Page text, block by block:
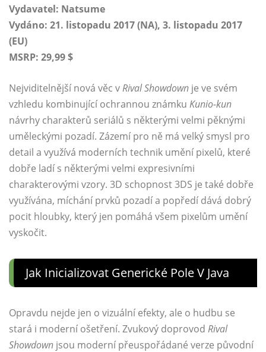
Vydavatel: Natsume
Vydáno: 21. listopadu 2017 (NA), 3. listopadu 2017
(EU)
MSRP: 29,99 $
Nejviditelnější nová věc vRival Showdown je ve svém
vzhledu kombinující ochrannou známku Kunio-kun
návrhy charakterů seriálů s některými velmi pěknými
uměleckými pozadí. Zázemí pro ně má velký smysl pro
detail a využívá moderních technik umění pixelů, které
dobře ladí s některými velmi expresivními
charakterovými vzory. 3D schopnost 3DS je také dobře
využívána, míchání prvků pozadí a popředí dává dobrý
pocit hloubky, který jen pomáhá všem pixelům umění
vyskočit.
Jak Inicializovat Generické Pole V Java
Opravdu nejde jen o vizuální efekty, ale o hudbu se
stará i moderní ošetření. Zvukový doprovod Rival
Showdown jsou moderní přeuspořádané verze původní